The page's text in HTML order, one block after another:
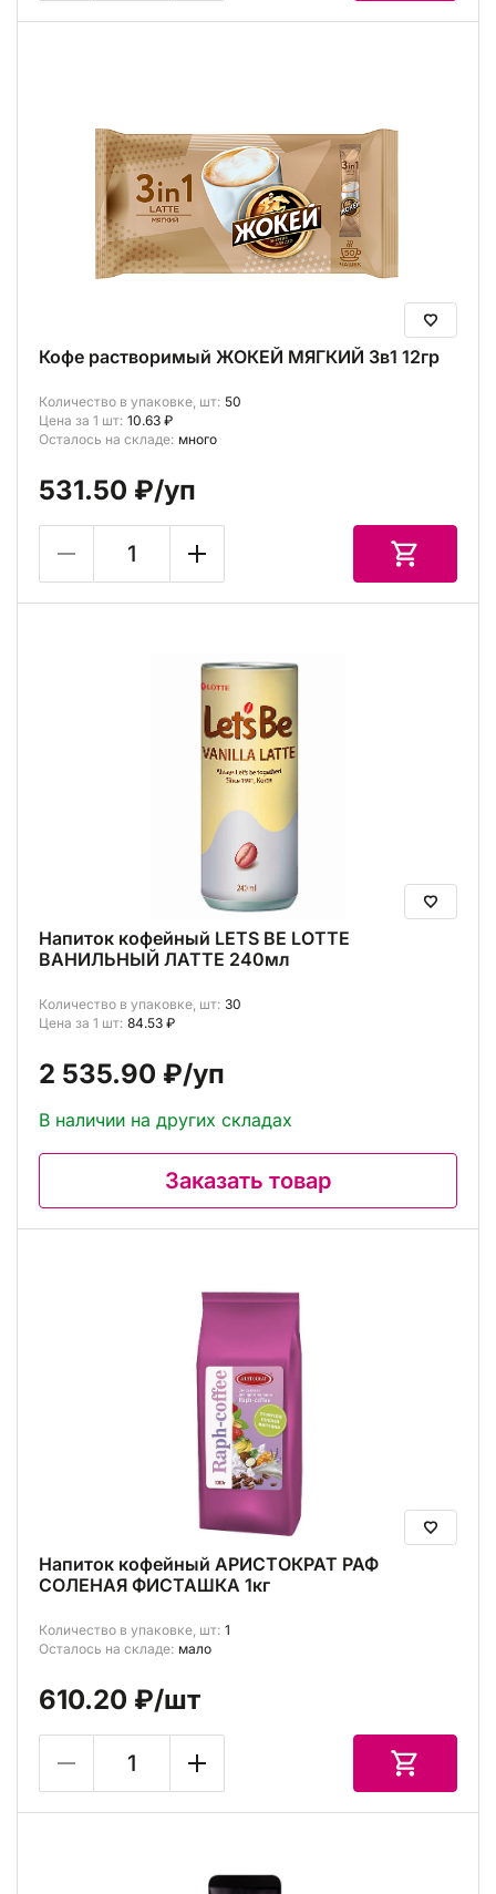
Кофе растворимый ЖОКЕЙ МЯГКИЙ 3в1 12гр
Количество в упаковке, шт: 50
Цена за 1 шт: 10.63 ₽
Осталось на складе: много
531.50 ₽/уп
Напиток кофейный LETS BE LOTTE
ВАНИЛЬНЫЙ ЛАТТЕ 240мл
Количество в упаковке, шт: 30
Цена за 1 шт: 84.53 ₽
2 535.90 ₽/уп
В наличии на других складах
Заказать товар
Напиток кофейный АРИСТОКРАТ РАФ
СОЛЕНАЯ ФИСТАШКА 1кг
Количество в упаковке, шт: 1
Осталось на складе: мало
610.20 ₽/шт